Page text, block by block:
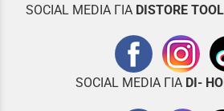
SOCIAL MEDIA ΓΙΑ DISTORE
SOCIAL MEDIA ΓΙΑ DI-